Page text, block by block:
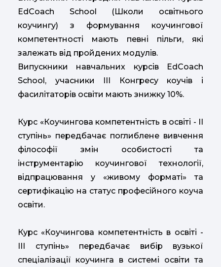
EdCoach School (Школи освітнього
коучингу) з формування коучингової
компетентності мають певні пільги, які
залежать від пройдених модулів.
Випускники навчальних курсів EdCoach
School, учасники ІІІ Конгресу коучів і
фасилітаторів освіти мають знижку 10%.
Курс «Коучингова компетентність в освіті - ІІ
ступінь» передбачає поглиблене вивчення
філософії змін особистості та
інструментарію коучингової технології,
відпрацювання у «живому форматі» та
сертифікацію на статус професійного коуча
освіти.
Курс «Коучингова компетентність в освіті -
ІІІ ступінь» передбачає вибір вузької
спеціалізації коучинга в системі освіти та